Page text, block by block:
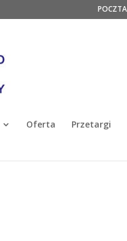
POCZTA
Oferta Przetargi